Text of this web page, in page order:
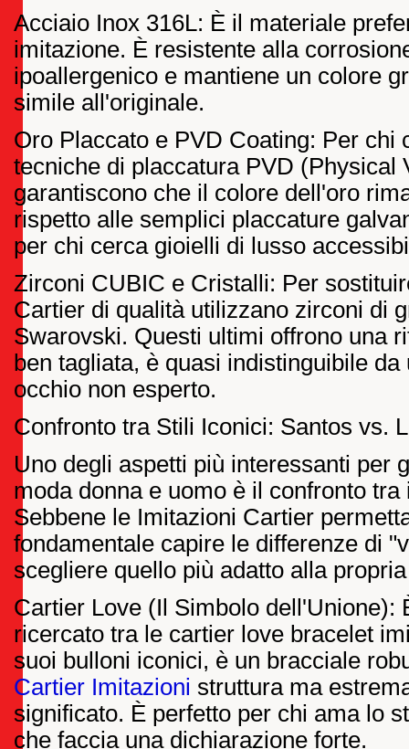
Acciaio Inox 316L: È il materiale
imitazione. È resistente alla
ipoallergenico e mantiene un colore
simile all'originale.
Oro Placcato e PVD Coating: Per chi
tecniche di placcatura PVD (Physical
garantiscono che il colore dell'oro
rispetto alle semplici placcature
per chi cerca gioielli di lusso
Zirconi CUBIC e Cristalli: Per
Cartier di qualità utilizzano zirconi di
Swarovski. Questi ultimi offrono una
ben tagliata, è quasi indistinguibile
occhio non esperto.
Confronto tra Stili Iconici: Santos vs.
Uno degli aspetti più interessanti per
moda donna e uomo è il confronto
Sebbene le Imitazioni Cartier
fondamentale capire le differenze di
scegliere quello più adatto alla
Cartier Love (Il Simbolo dell'Unione):
ricercato tra le cartier love bracelet
suoi bulloni iconici, è un bracciale
Cartier Imitazioni struttura ma
significato. È perfetto per chi ama lo
che faccia una dichiarazione forte.